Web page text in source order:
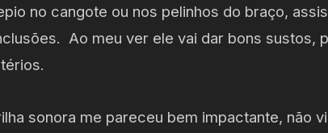
no cangote ou nos pelinhos do braço,
Ao meu ver ele vai dar bons sustos,
sonora me pareceu bem impactante, não